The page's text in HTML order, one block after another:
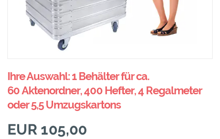
Ihre Auswahl: 1 Behälter für ca.
60 Aktenordner, 400 Hefter, 4 Regalmeter
oder 5,5 Umzugskartons
EUR 105,00